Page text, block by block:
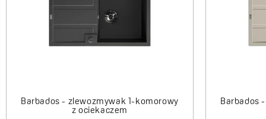
Barbados - zlewozmywak 1-komorowy
z półociekaczem